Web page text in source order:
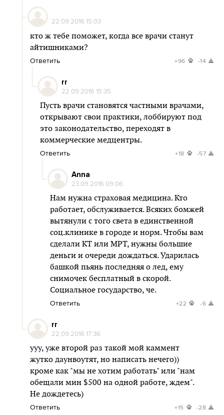
22.09.2016 15:03
кто ж тебе поможет, когда все врачи станут
айтишниками?
Ответить +96 -14
rr
22.09.2016 15:35
Пусть врачи становятся частными врачами,
открывают свои практики, лоббируют под
это законодательство, переходят в
коммерческие медцентры.
Ответить +18 -57
Anna
23.09.2016 09:06
Нам нужна страховая медицина. Кто
работает, обслуживается. Всяких бомжей
вытянули с того света в единственной
соц.клинике в городе и норм. Чтобы вам
сделали КТ или МРТ, нужны большие
деньги и очереди дождаться. Ударилась
башкой пьянь последняя о лед, ему
снимочек бесплатный в скорой.
Социальное государство, че.
Ответить +22 -6
rr
22.09.2016 17:36
ууу, уже второй раз такой мой каммент
жутко даунвоутят, но написать нечего))
кроме как "мы не хотим работать" или "нам
обещали мин $500 на одной работе, ждем".
Не дождетесь)
Ответить +15 -28